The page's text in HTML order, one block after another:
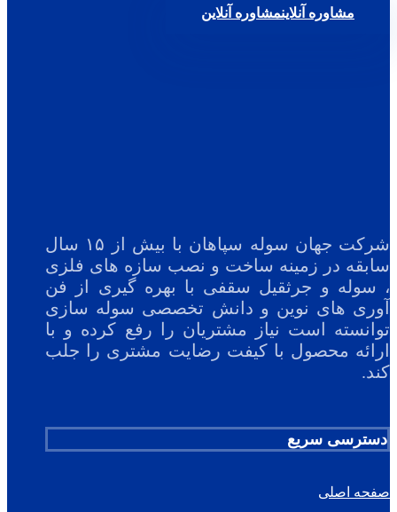
مشاوره آنلاینمشاوره آنلاین
شرکت جهان سوله سپاهان با بیش از ۱۵ سال
سابقه در زمینه ساخت و نصب سازه های فلزی
، سوله و جرثقیل سقفی با بهره گیری از فن
آوری های نوین و دانش تخصصی سوله سازی
توانسته است نیاز مشتریان را رفع کرده و با
ارائه محصول با کیفت رضایت مشتری را جلب
کند.
دسترسی سریع
صفحه اصلی